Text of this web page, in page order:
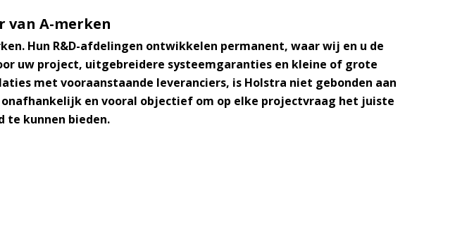
van A-merken
. Hun R&D-afdelingen ontwikkelen permanent, waar wij en u de
uw project, uitgebreidere systeemgaranties en kleine of grote
met vooraanstaande leveranciers, is Holstra niet gebonden aan
en vooral objectief om op elke projectvraag het juiste
te kunnen bieden.